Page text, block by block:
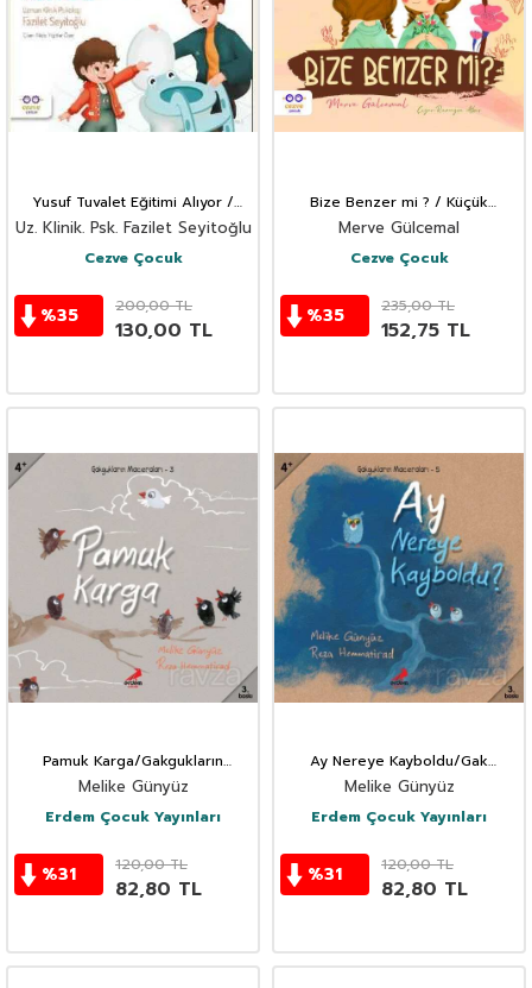
Yusuf Tuvalet Eğitimi Alıyor /
Yusuf'un Maceraları / Pedagojik
Eğitim Hikayeleri Seti 1
Uz. Klinik. Psk. Fazilet Seyitoğlu
Cezve Çocuk
%35 200,00TL
130,00 TL
Bize Benzer mi ? / Küçük
Merve'nin Büyük Soruları 2
Merve Gülcemal
Cezve Çocuk
%35 235,00TL
152,75 TL
Pamuk Karga/Gakgukların
Maceraları
Melike Günyüz
Erdem Çocuk Yayınları
%31 120,00TL
82,80 TL
Ay Nereye Kayboldu/Gak
Gukların Maceraları
Melike Günyüz
Erdem Çocuk Yayınları
%31 120,00TL
82,80 TL